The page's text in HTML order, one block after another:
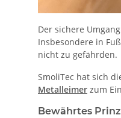
Der sichere
Insbesondere in
nicht zu gefährden.
SmoliTec hat sich
Metalleimer zum
Bewährtes